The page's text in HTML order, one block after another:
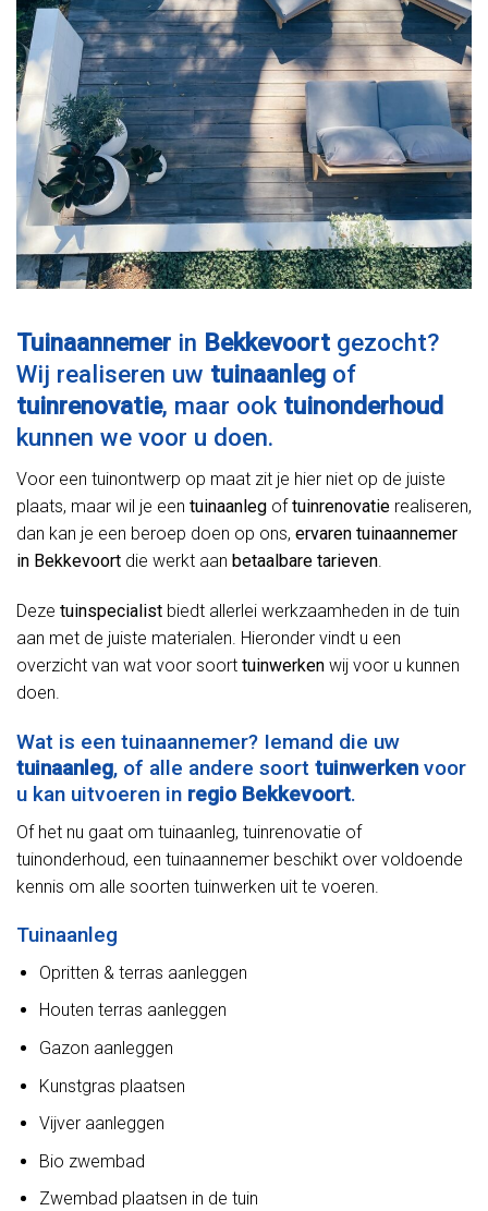
Tuinaannemer in Bekkevoort gezocht?
Wij realiseren uw tuinaanleg of
tuinrenovatie, maar ook tuinonderhoud
kunnen we voor u doen.
Voor een tuinontwerp op maat zit je hier niet op de juiste
plaats, maar wil je een tuinaanleg of tuinrenovatie realiseren,
dan kan je een beroep doen op ons, ervaren tuinaannemer
in Bekkevoort die werkt aan betaalbare tarieven.
Deze tuinspecialist biedt allerlei werkzaamheden in de tuin
aan met de juiste materialen. Hieronder vindt u een
overzicht van wat voor soort tuinwerken wij voor u kunnen
doen.
Wat is een tuinaannemer? Iemand die uw
tuinaanleg, of alle andere soort tuinwerken voor
u kan uitvoeren in regio Bekkevoort.
Of het nu gaat om tuinaanleg, tuinrenovatie of
tuinonderhoud, een tuinaannemer beschikt over voldoende
kennis om alle soorten tuinwerken uit te voeren.
Tuinaanleg
Opritten & terras aanleggen
Houten terras aanleggen
Gazon aanleggen
Kunstgras plaatsen
Vijver aanleggen
Bio zwembad
Zwembad plaatsen in de tuin